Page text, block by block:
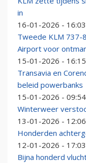
in
16-01-2026 - 16:03
Tweede KLM 737-
Airport voor
15-01-2026 - 16:15
Transavia en
beleid powerbanks
15-01-2026 - 09:54
Winterweer
13-01-2026 - 12:06
Honderden
12-01-2026 - 17:03
Bijna honderd